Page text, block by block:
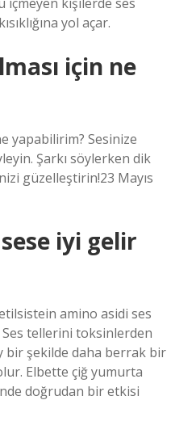
yol açar.
için ne
yapabilirim? Sesinize
Şarkı söylerken dik
güzelleştirin!23 Mayıs
iyi gelir
amino asidi ses
tellerini toksinlerden
bir şekilde daha berrak bir
Elbette çiğ yumurta
doğrudan bir etkisi